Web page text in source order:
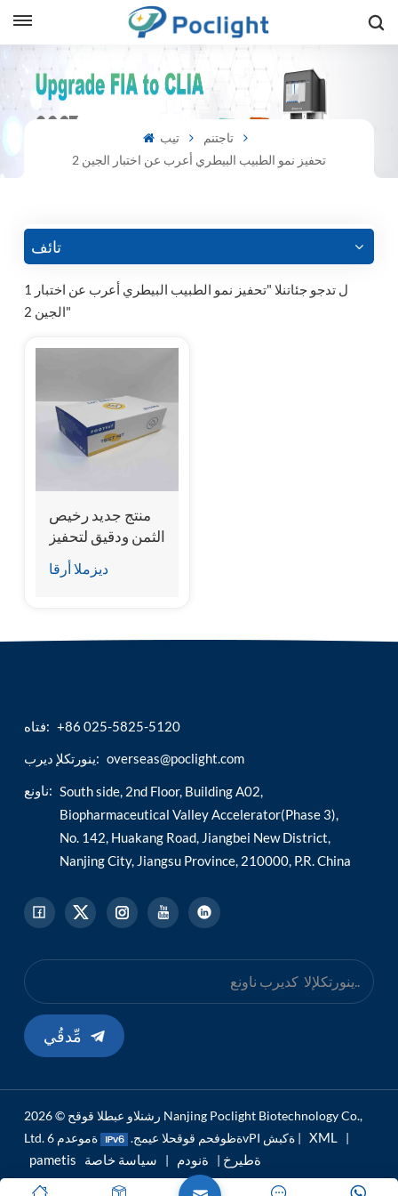
تيب
تاجتنم
تحفيز نمو الطبيب البيطري أعرب عن اختبار الجين 2
تائف
1 ل تدجو جئاتنلا "تحفيز نمو الطبيب البيطري أعرب عن اختبار
الجين 2"
منتج جديد رخيص
الثمن ودقيق لتحفيز
نمو القطط معبرًا
عن الجين 2 (fST2)
ديزملا أرقا
فتاه: +86 025-5825-5120
ينورتكلإ ديرب: overseas@poclight.com
ناونع: South side, 2nd Floor, Building A02,
Biopharmaceutical Valley Accelerator(Phase 3),
No. 142, Huakang Road, Jiangbei New District,
Nanjing City, Jiangsu Province, 210000, P.R. China
مِّدقُي
رشنلاو عبطلا قوقح © 2026 Nanjing Poclight Biotechnology Co.,
Ltd. ةظوفحم قوقحلا عيمج.
ةموعدم 6vPI ةكبش | XML |
pametis ةطيرخ | ةنودم | سياسة خاصة